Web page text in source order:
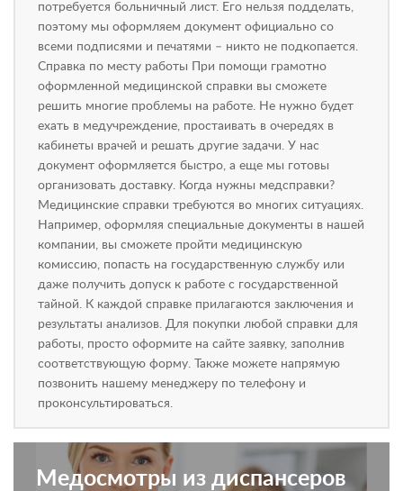
потребуется больничный лист. Его нельзя подделать,
поэтому мы оформляем документ официально со
всеми подписями и печатями – никто не подкопается.
Справка по месту работы При помощи грамотно
оформленной медицинской справки вы сможете
решить многие проблемы на работе. Не нужно будет
ехать в медучреждение, простаивать в очередях в
кабинеты врачей и решать другие задачи. У нас
документ оформляется быстро, а еще мы готовы
организовать доставку. Когда нужны медсправки?
Медицинские справки требуются во многих ситуациях.
Например, оформляя специальные документы в нашей
компании, вы сможете пройти медицинскую
комиссию, попасть на государственную службу или
даже получить допуск к работе с государственной
тайной. К каждой справке прилагаются заключения и
результаты анализов. Для покупки любой справки для
работы, просто оформите на сайте заявку, заполнив
соответствующую форму. Также можете напрямую
позвонить нашему менеджеру по телефону и
проконсультироваться.
Медосмотры из диспансеров